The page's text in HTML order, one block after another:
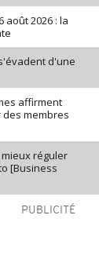
août 2026 : la
d'une
affirment
membres
réguler
[Business
PUBLICITÉ